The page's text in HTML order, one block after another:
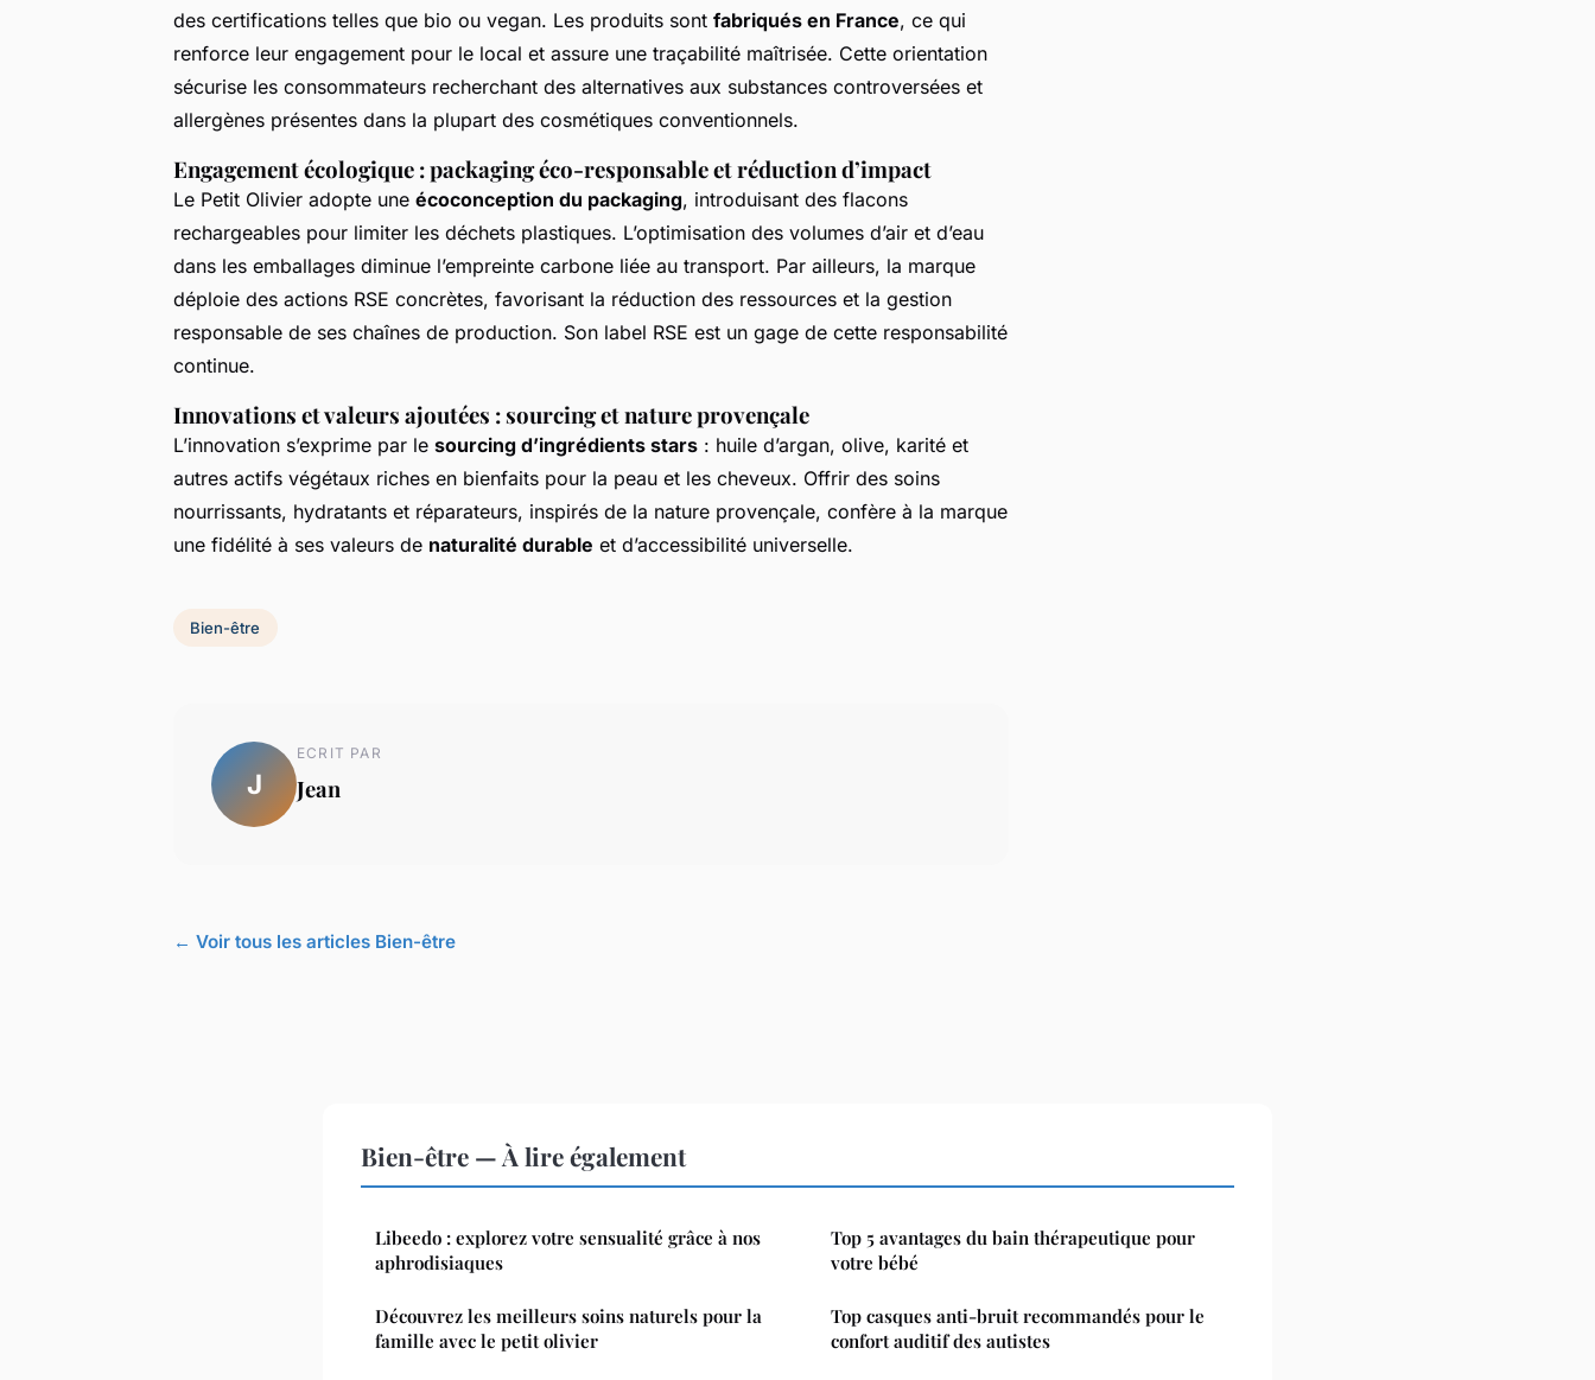
des certifications telles que bio ou vegan. Les produits sont fabriqués en France, ce qui
renforce leur engagement pour le local et assure une traçabilité maîtrisée. Cette orientation
sécurise les consommateurs recherchant des alternatives aux substances controversées et
allergènes présentes dans la plupart des cosmétiques conventionnels.
Engagement écologique : packaging éco-responsable et réduction d’impact
Le Petit Olivier adopte une écoconception du packaging, introduisant des flacons
rechargeables pour limiter les déchets plastiques. L’optimisation des volumes d’air et d’eau
dans les emballages diminue l’empreinte carbone liée au transport. Par ailleurs, la marque
déploie des actions RSE concrètes, favorisant la réduction des ressources et la gestion
responsable de ses chaînes de production. Son label RSE est un gage de cette responsabilité
continue.
Innovations et valeurs ajoutées : sourcing et nature provençale
L’innovation s’exprime par le sourcing d’ingrédients stars : huile d’argan, olive, karité et
autres actifs végétaux riches en bienfaits pour la peau et les cheveux. Offrir des soins
nourrissants, hydratants et réparateurs, inspirés de la nature provençale, confère à la marque
une fidélité à ses valeurs de naturalité durable et d’accessibilité universelle.
Bien-être
J
ECRIT PAR
Jean
← Voir tous les articles Bien-être
Bien-être — À lire également
Libeedo : explorez votre sensualité grâce à nos
aphrodisiaques
Découvrez les meilleurs soins naturels pour la
famille avec le petit olivier
Top 5 avantages du bain thérapeutique pour
votre bébé
Top casques anti-bruit recommandés pour le
confort auditif des autistes